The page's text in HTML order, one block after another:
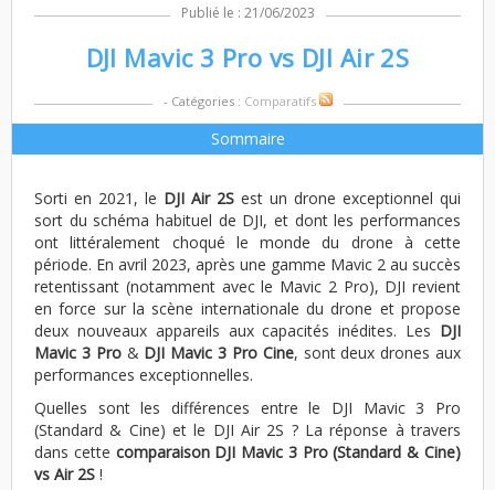
Publié le : 21/06/2023
DJI Mavic 3 Pro vs DJI Air 2S
- Catégories : Comparatifs
Sommaire
Sorti en 2021, le DJI Air 2S est un drone exceptionnel qui
sort du schéma habituel de DJI, et dont les performances
ont littéralement choqué le monde du drone à cette
période. En avril 2023, après une gamme Mavic 2 au succès
retentissant (notamment avec le Mavic 2 Pro), DJI revient
en force sur la scène internationale du drone et propose
deux nouveaux appareils aux capacités inédites. Les DJI
Mavic 3 Pro& DJI Mavic 3 Pro Cine, sont deux drones aux
performances exceptionnelles.
Quelles sont les différences entre le DJI Mavic 3 Pro
(Standard & Cine) et le DJI Air 2S ? La réponse à travers
dans cette comparaison DJI Mavic 3 Pro (Standard & Cine)
vs Air 2S !